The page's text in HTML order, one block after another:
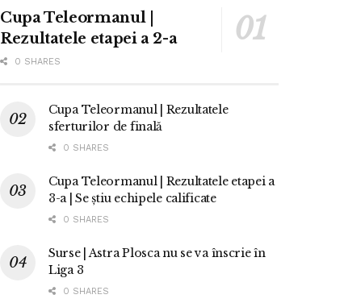
Cupa Teleormanul |
Rezultatele etapei a 2-a
0 SHARES
Cupa Teleormanul | Rezultatele
sferturilor de finală
0 SHARES
Cupa Teleormanul | Rezultatele etapei a
3-a | Se știu echipele calificate
0 SHARES
Surse | Astra Plosca nu se va înscrie în
Liga 3
0 SHARES